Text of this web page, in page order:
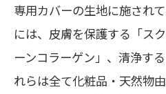
専用カバーの生地に施され
には、皮膚を保護する「ス
ーンコラーゲン」、清浄す
れらは全て化粧品・天然物